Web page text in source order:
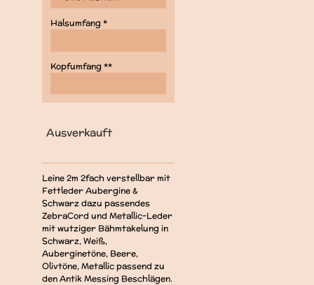
Halsumfang *
Kopfumfang **
Ausverkauft
Leine 2m 2fach verstellbar mit
Fettleder Aubergine &
Schwarz dazu passendes
ZebraCord und Metallic-Leder
mit wutziger Bähmtakelung in
Schwarz, Weiß,
Auberginetöne, Beere,
Olivtöne, Metallic passend zu
den Antik Messing Beschlägen.